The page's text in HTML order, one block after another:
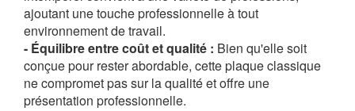
ajoutant une touche professionnelle à tout
environnement de travail.
- Équilibre entre coût et qualité : Bien qu'elle soit
conçue pour rester abordable, cette plaque classique
ne compromet pas sur la qualité et offre une
présentation professionnelle.